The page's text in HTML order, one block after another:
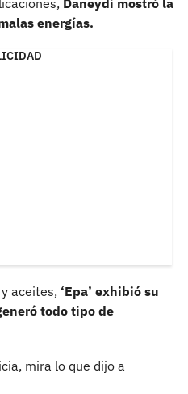
energías.
aceites, ‘Epa’ exhibió su
todo tipo de
mira lo que dijo a